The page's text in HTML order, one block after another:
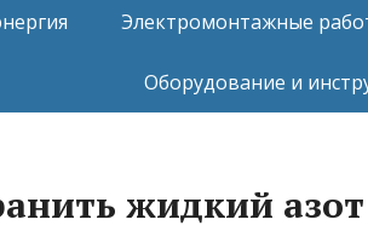
Электромонтажные
Оборудование и
жидкий